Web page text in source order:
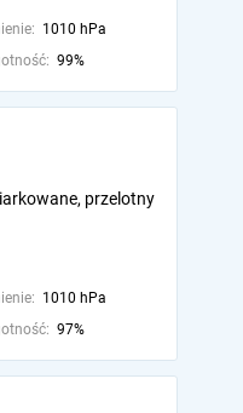
1010 hPa
99%
przelotny
1010 hPa
97%